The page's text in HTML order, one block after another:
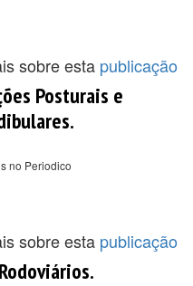
sobre esta publicação
Posturais e
no Periodico
sobre esta publicação